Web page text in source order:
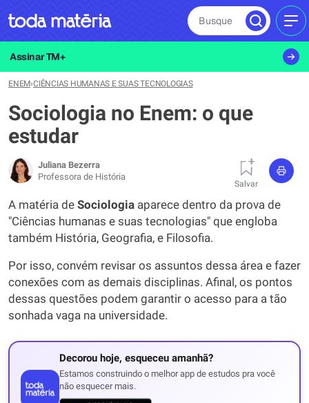
Busque
Assinar TM+
ENEM›CIÊNCIAS HUMANAS E SUAS TECNOLOGIAS
Sociologia no Enem: o que
estudar
Juliana Bezerra
Professora de História
Salvar
A matéria de Sociologia aparece dentro da prova de
"Ciências humanas e suas tecnologias" que engloba
também História, Geografia, e Filosofia.
Por isso, convém revisar os assuntos dessa área e fazer
conexões com as demais disciplinas. Afinal, os pontos
dessas questões podem garantir o acesso para a tão
sonhada vaga na universidade.
Decorou hoje, esqueceu amanhã?
Estamos construindo o melhor app de estudos pra você
não esquecer mais.